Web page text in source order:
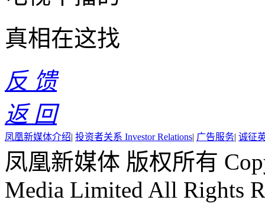
真相在这找
反 馈
返 回
凤凰新媒体介绍| 投资者关系 Investor Relations| 广告服务| 诚征
凤凰新媒体 版权所有
Media Limited All Rights